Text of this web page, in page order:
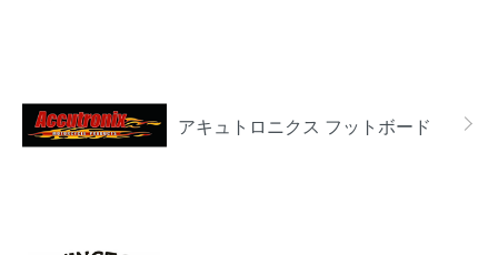
アキュトロニクス フットボード